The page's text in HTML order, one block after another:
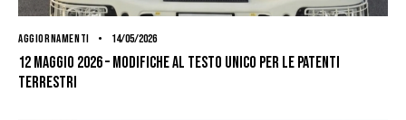
AGGIORNAMENTI 14/05/2026
12 MAGGIO 2026 – MODIFICHE AL TESTO UNICO PER LE PATENTI
TERRESTRI